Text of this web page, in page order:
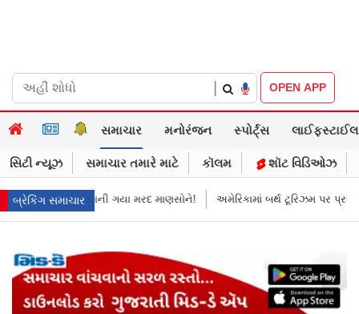
OPEN APP
સમાચાર મનોરંજન સ્પોર્ટ્સ લાઈફસ્ટાઈલ
સિટી ન્યૂઝ સમાચાર તમારે માટે કૉલમ શૉટ વિડિઓઝ
બ્રેકિંગ સમાચાર
માની ગયા મરદ માણસોને! અમેરિકામાં બર્થ ટૂરિઝમ પર પ્રતિબંધ મૂક્યો ડોનલ્ડ